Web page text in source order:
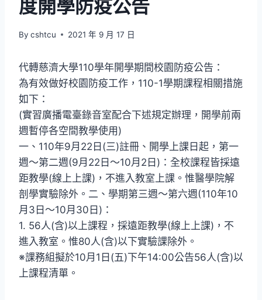
度開學防疫公告
By cshtcu 2021 年 9 月 17 日
代轉慈濟大學110學年開學期間校園防疫公告：
為有效做好校園防疫工作，110-1學期課程相關措施
如下：
(實習廣播電臺錄音室配合下述規定辦理，開學前兩
週暫停各空間教學使用)
一、110年9月22日(三)註冊、開學上課日起，第一
週〜第二週(9月22日〜10月2日)：全校課程皆採遠
距教學(線上上課)，不進入教室上課。惟醫學院解
剖學實驗除外。二、學期第三週〜第六週(110年10
月3日〜10月30日)：
1. 56人(含)以上課程，採遠距教學(線上上課)，不
進入教室。惟80人(含)以下實驗課除外。
※課務組擬於10月1日(五)下午14:00公告56人(含)以
上課程清單。